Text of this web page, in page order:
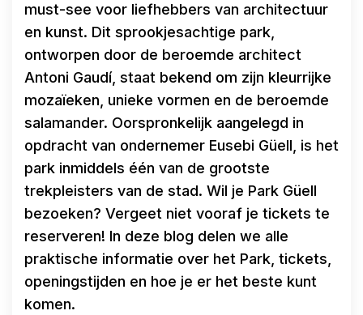
must-see voor liefhebbers van architectuur
en kunst. Dit sprookjesachtige park,
ontworpen door de beroemde architect
Antoni Gaudí, staat bekend om zijn kleurrijke
mozaïeken, unieke vormen en de beroemde
salamander. Oorspronkelijk aangelegd in
opdracht van ondernemer Eusebi Güell, is het
park inmiddels één van de grootste
trekpleisters van de stad. Wil je Park Güell
bezoeken? Vergeet niet vooraf je tickets te
reserveren! In deze blog delen we alle
praktische informatie over het Park, tickets,
openingstijden en hoe je er het beste kunt
komen.